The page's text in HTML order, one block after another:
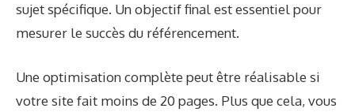
sujet spécifique. Un objectif final est essentiel pour
mesurer le succès du référencement.
Une optimisation complète peut être réalisable si
votre site fait moins de 20 pages. Plus que cela, vous